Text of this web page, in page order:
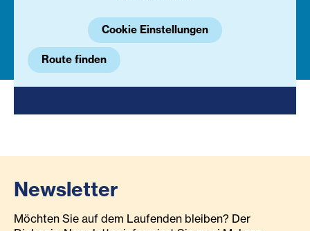
Cookie Einstellungen
Route finden
Newsletter
Möchten Sie auf dem Laufenden bleiben? Der